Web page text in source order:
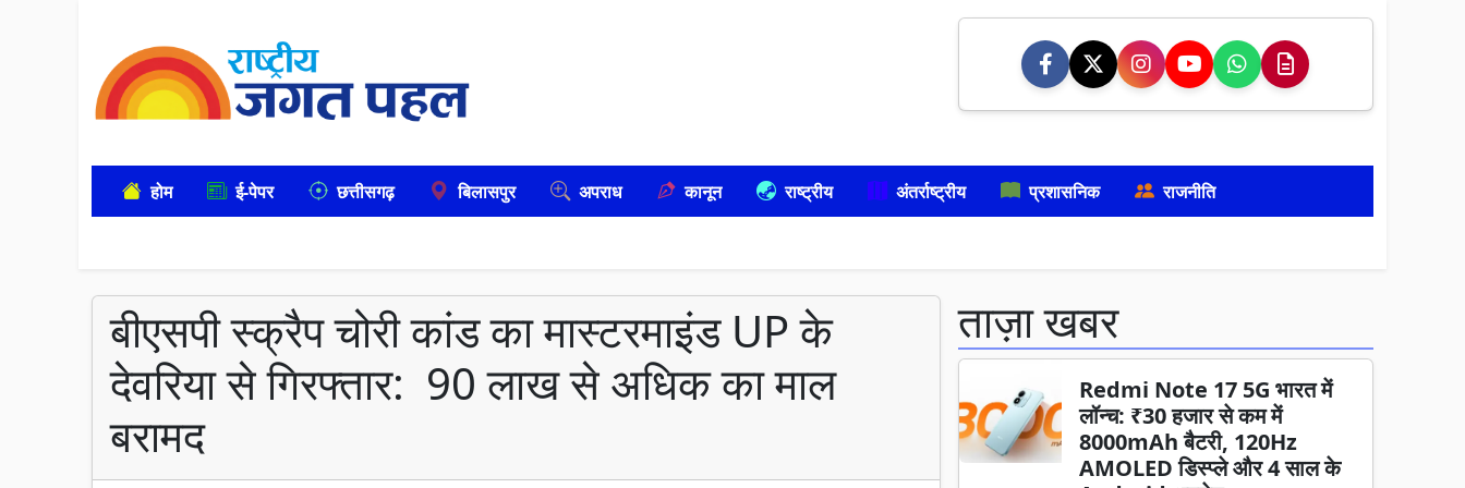
होम ई-पेपर छत्तीसगढ़ बिलासपुर अपराध कानून राष्ट्रीय अंतर्राष्ट्रीय प्रशासनिक राजनीति
बीएसपी स्क्रैप चोरी कांड का मास्टरमाइंड UP के
देवरिया से गिरफ्तार: 90 लाख से अधिक का माल
बरामद
ताज़ा खबर
Redmi Note 17 5G भारत में
लॉन्च: ₹30 हजार से कम में
8000mAh बैटरी, 120Hz
AMOLED डिस्प्ले और 4 साल के